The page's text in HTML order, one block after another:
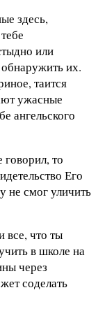
здесь,
или
их.
таится
ужасные
ангельского
то
Его
не смог уличить
все, что ты
в школе на
через
соделать